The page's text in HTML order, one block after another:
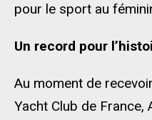
pour le sport au
Un record pour
Au moment de
Yacht Club de France,